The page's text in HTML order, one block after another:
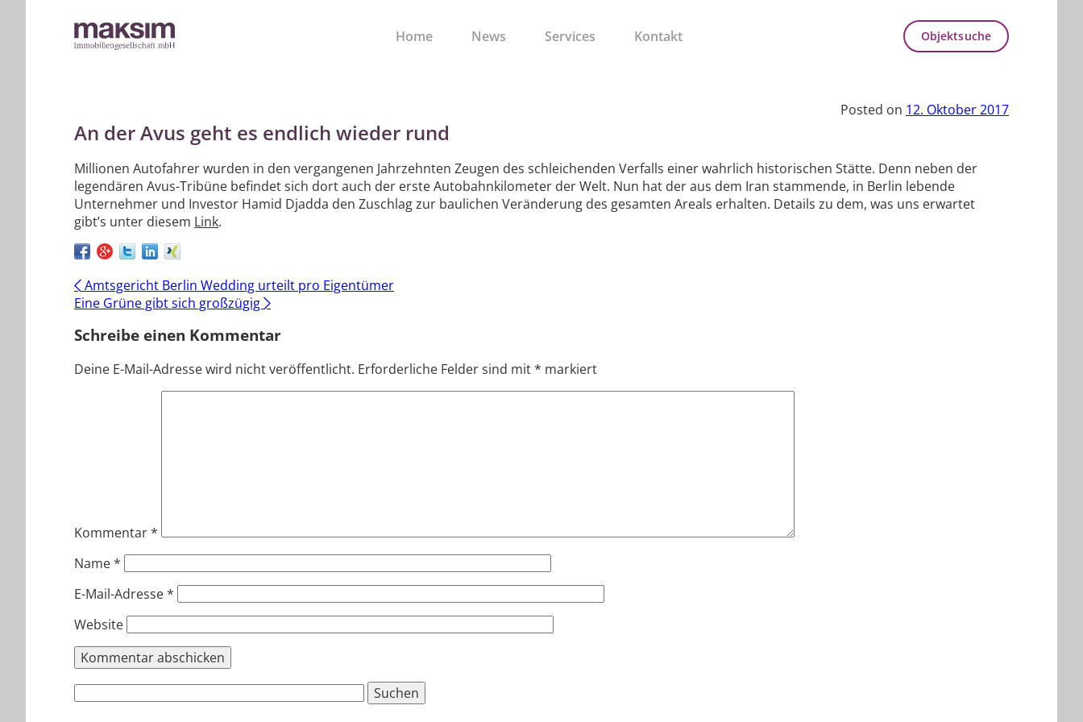
Home News Services Kontakt Objektsuche
An der Avus geht es endlich wieder rund
Posted on 12. Oktober 2017
Millionen Autofahrer wurden in den vergangenen Jahrzehnten Zeugen des schleichenden Verfalls einer wahrlich historischen Stätte. Denn neben der
legendären Avus-Tribüne befindet sich dort auch der erste Autobahnkilometer der Welt. Nun hat der aus dem Iran stammende, in Berlin lebende
Unternehmer und Investor Hamid Djadda den Zuschlag zur baulichen Veränderung des gesamten Areals erhalten. Details zu dem, was uns erwartet
gibt’s unter diesem
Link
Post
navigation
← Amtsgericht Berlin Wedding urteilt pro Eigentümer
Eine Grüne gibt sich großzügig →
Schreibe einen Kommentar
Deine E-Mail-Adresse wird nicht veröffentlicht. Erforderliche Felder sind mit * markiert
Kommentar *
Name *
E-Mail-Adresse *
Website